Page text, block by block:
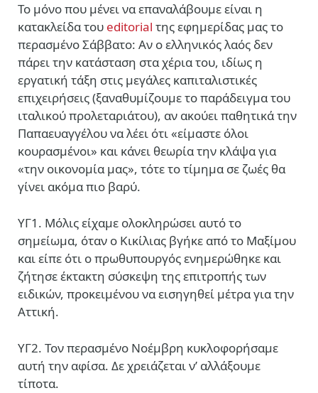
Το μόνο που μένει να επαναλάβουμε είναι η
κατακλείδα του editorial της εφημερίδας μας το
περασμένο Σάββατο: Αν ο ελληνικός λαός δεν
πάρει την κατάσταση στα χέρια του, ιδίως η
εργατική τάξη στις μεγάλες καπιταλιστικές
επιχειρήσεις (ξαναθυμίζουμε το παράδειγμα του
ιταλικού προλεταριάτου), αν ακούει παθητικά την
Παπαευαγγέλου να λέει ότι «είμαστε όλοι
κουρασμένοι» και κάνει θεωρία την κλάψα για
«την οικονομία μας», τότε το τίμημα σε ζωές θα
γίνει ακόμα πιο βαρύ.
ΥΓ1. Μόλις είχαμε ολοκληρώσει αυτό το
σημείωμα, όταν ο Κικίλιας βγήκε από το Μαξίμου
και είπε ότι ο πρωθυπουργός ενημερώθηκε και
ζήτησε έκτακτη σύσκεψη της επιτροπής των
ειδικών, προκειμένου να εισηγηθεί μέτρα για την
Αττική.
ΥΓ2. Τον περασμένο Νοέμβρη κυκλοφορήσαμε
αυτή την αφίσα. Δε χρειάζεται ν’ αλλάξουμε
τίποτα.